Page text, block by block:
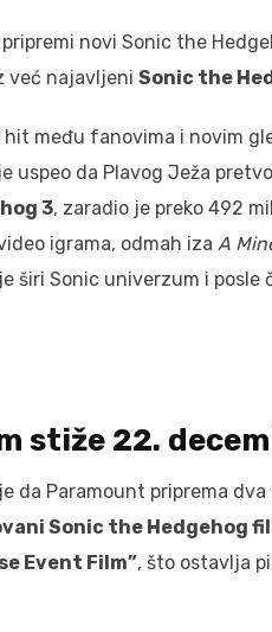
novi Sonic the
već najavljeni Sonic the
među fanovima i novim
uspeo da Plavog Ježa
3, zaradio je preko 492
igrama, odmah iza A
širi Sonic univerzum i posle
stiže 22.
da Paramount priprema
Sonic the Hedgehog
Event Film”, što ostavlja